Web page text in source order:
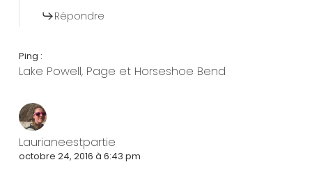
Répondre
Ping :
Lake Powell, Page et Horseshoe Bend
Laurianeestpartie
octobre 24, 2016 à 6:43 pm